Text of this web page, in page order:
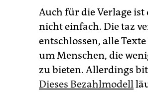
Auch für die Verlage
nicht einfach. Die taz
entschlossen, alle
um Menschen, die
zu bieten. Aller­dings
Dieses Bezahlmodell